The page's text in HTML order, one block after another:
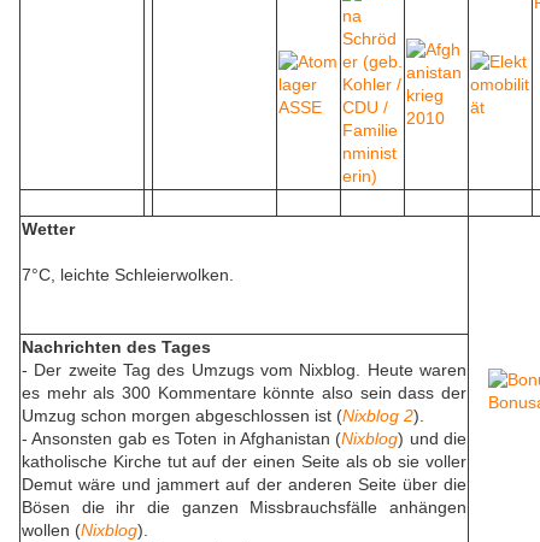
Wetter
7°C, leichte Schleierwolken.
Nachrichten des Tages
- Der zweite Tag des Umzugs vom Nixblog. Heute waren
es mehr als 300 Kommentare könnte also sein dass der
Umzug schon morgen abgeschlossen ist (Nixblog 2).
- Ansonsten gab es Toten in Afghanistan (Nixblog) und die
katholische Kirche tut auf der einen Seite als ob sie voller
Demut wäre und jammert auf der anderen Seite über die
Bösen die ihr die ganzen Missbrauchsfälle anhängen
wollen (Nixblog).